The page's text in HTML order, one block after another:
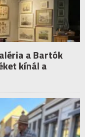
a Bartók
kínál a